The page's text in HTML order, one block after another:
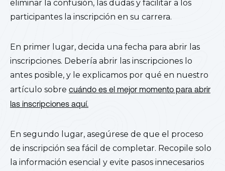
eliminar la confusión, las dudas y facilitar a los
participantes la inscripción en su carrera.
En primer lugar, decida una fecha para abrir las
inscripciones. Debería abrir las inscripciones lo
antes posible, y le explicamos por qué en nuestro
artículo sobre cuándo es el mejor momento para abrir
las inscripciones aquí.
En segundo lugar, asegúrese de que el proceso
de inscripción sea fácil de completar. Recopile solo
la información esencial y evite pasos innecesarios